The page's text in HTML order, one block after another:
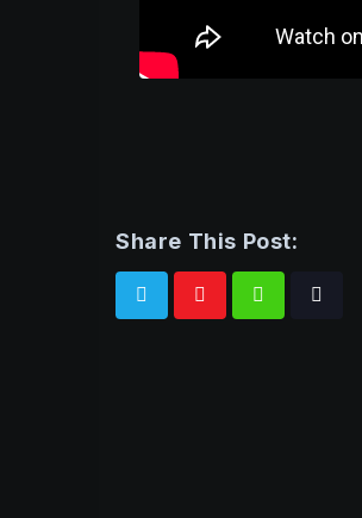
Share This Post:
WhatsappTiktok